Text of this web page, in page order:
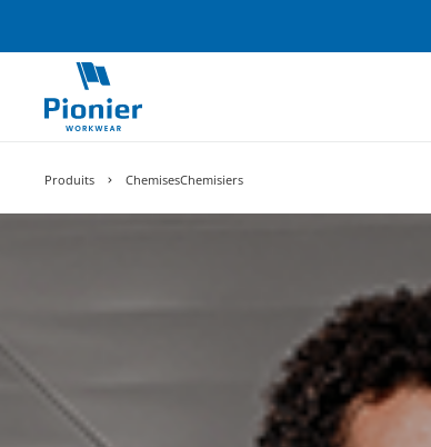
Produits ChemisesChemisiers